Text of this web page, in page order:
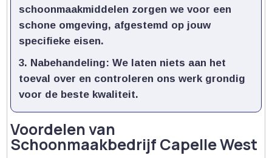
schoonmaakmiddelen zorgen we voor een
schone omgeving, afgestemd op jouw
specifieke eisen.​
Nabehandeling: We laten niets aan het
toeval over en controleren ons werk grondig
voor de beste kwaliteit.​
Voordelen van
Schoonmaakbedrijf Capelle West